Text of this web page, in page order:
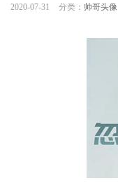
2020-07-31 分类： 帅哥头像